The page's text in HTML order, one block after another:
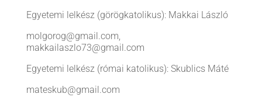
Egyetemi lelkész (görögkatolikus): Makkai László
molgorog@gmail.com,
makkailaszlo73@gmail.com
Egyetemi lelkész (római katolikus): Skublics Máté
mateskub@gmail.com